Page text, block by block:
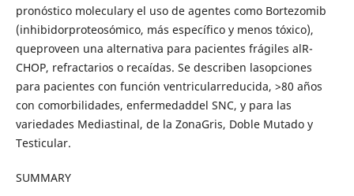
pronóstico moleculary el uso de agentes como Bortezomib
(inhibidorproteosómico, más específico y menos tóxico),
queproveen una alternativa para pacientes frágiles alR-
CHOP, refractarios o recaídas. Se describen lasopciones
para pacientes con función ventricularreducida, >80 años
con comorbilidades, enfermedaddel SNC, y para las
variedades Mediastinal, de la ZonaGris, Doble Mutado y
Testicular.
SUMMARY